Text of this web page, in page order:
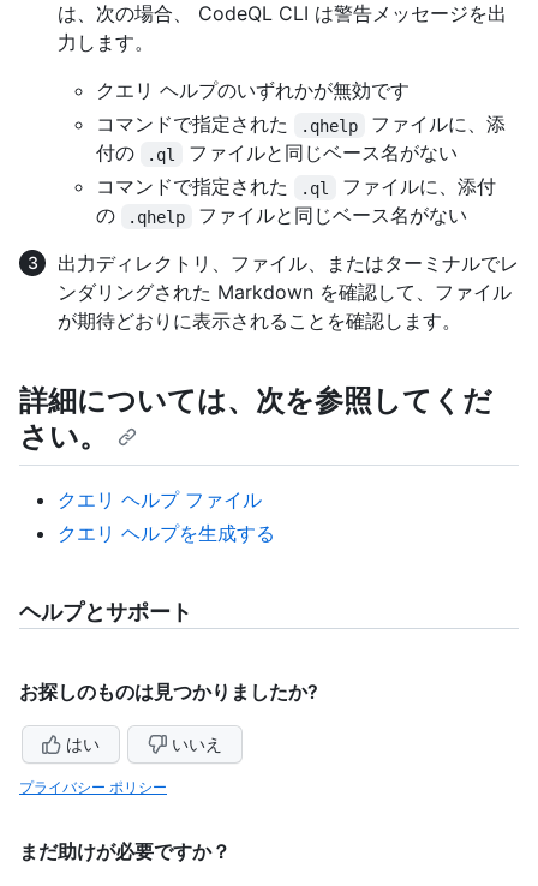
は、次の場合、 CodeQL CLI は警告メッセージを出
力します。
クエリ ヘルプのいずれかが無効です
コマンドで指定された
.qhelp
ファイルに、添
付の
.ql
ファイルと同じベース名がない
コマンドで指定された
.ql
ファイルに、添付
の
.qhelp
ファイルと同じベース名がない
出力ディレクトリ、ファイル、またはターミナルでレ
ンダリングされた Markdown を確認して、ファイル
が期待どおりに表示されることを確認します。
詳細については、次を参照してくだ
さい。
クエリ ヘルプ ファイル
クエリ ヘルプを生成する
ヘルプとサポート
お探しのものは見つかりましたか?
はい いいえ
プライバシー ポリシー
まだ助けが必要ですか？